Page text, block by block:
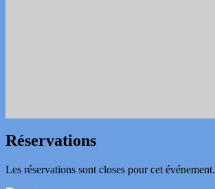
Réservations
Les réservations sont closes pour cet événement.